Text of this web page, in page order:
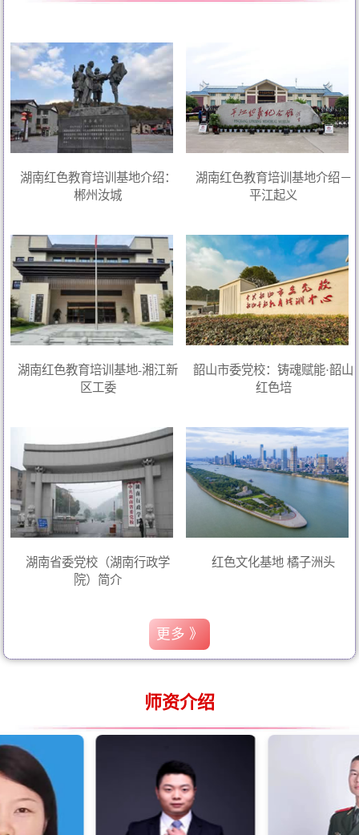
湖南红色教育培训基地介绍：
郴州汝城
湖南红色教育培训基地介绍－
平江起义
湖南红色教育培训基地-湘江新
区工委
韶山市委党校：铸魂赋能·韶山
红色培
湖南省委党校（湖南行政学
院）简介
红色文化基地 橘子洲头
更多 》
师资介绍